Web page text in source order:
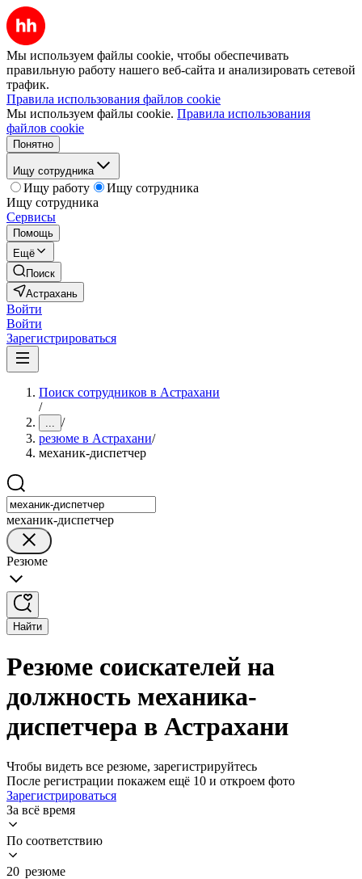
Мы используем файлы cookie, чтобы обеспечивать
правильную работу нашего веб-сайта и анализировать сетевой
трафик.
Правила использования файлов cookie
Мы используем файлы cookie. Правила использования
файлов cookie
Понятно
Ищу сотрудника
Ищу работу
Ищу сотрудника
Ищу сотрудника
Сервисы
Помощь
Ещё
Поиск
Астрахань
Войти
Войти
Зарегистрироваться
Поиск сотрудников в Астрахани
/
... /
резюме в Астрахани/
механик-диспетчер
механик-диспетчер
Резюме
Найти
Резюме соискателей на
должность механика-
диспетчера в Астрахани
Чтобы видеть все резюме, зарегистрируйтесь
После регистрации покажем ещё 10 и откроем фото
Зарегистрироваться
За всё время
По соответствию
20 резюме